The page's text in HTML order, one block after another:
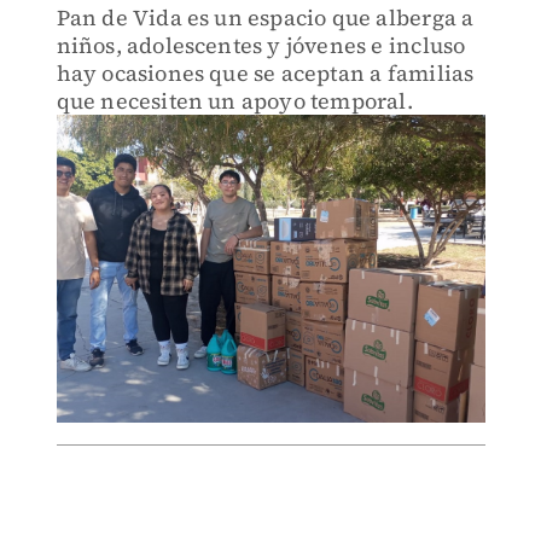
Pan de Vida es un espacio que alberga a
niños, adolescentes y jóvenes e incluso
hay ocasiones que se aceptan a familias
que necesiten un apoyo temporal.